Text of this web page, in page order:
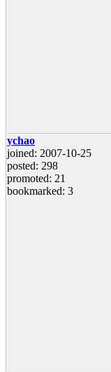
ychao
joined: 2007-10-25
posted: 298
promoted: 21
bookmarked: 3